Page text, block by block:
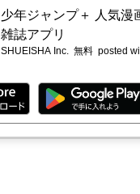
少年ジャンプ＋ 人気漫
雑誌アプリ
SHUEISHA Inc. 無料 posted